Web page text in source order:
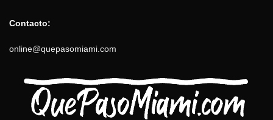
Contacto:
online@quepasomiami.com